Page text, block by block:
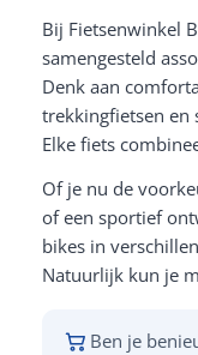
Bij Fietsenwinkel
samengesteld
Denk aan
trekkingfietsen en
Elke fiets
Of je nu de
of een sportief
bikes in
Natuurlijk kun je
Ben je